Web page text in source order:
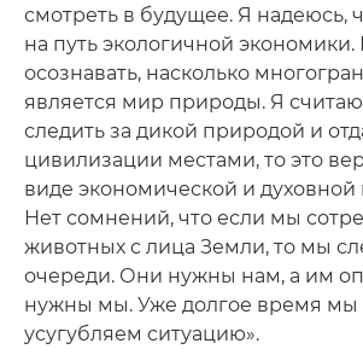
смотреть в будущее. Я надеюсь,
на путь экологичной
осознавать, насколько
является мир природы. Я
следить за дикой природой и
цивилизации местами, то это
виде экономической и
Нет сомнений, что если мы
животных с лица Земли, то мы
очереди. Они нужны нам, а им
нужны мы. Уже долгое время
усугубляем ситуацию».